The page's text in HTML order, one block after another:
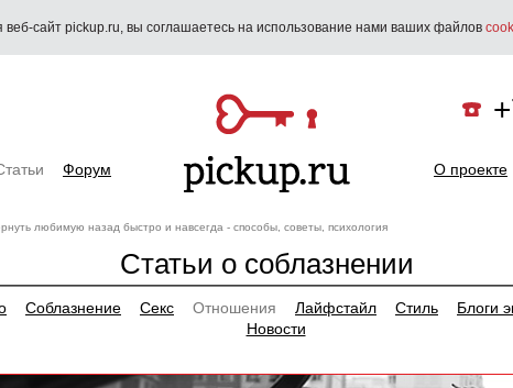
веб-сайт pickup.ru, вы соглашаетесь на использование нами ваших файлов
Форум О проекте
любимую назад быстро и навсегда - способы, советы, психология
Статьи о соблазнении
Соблазнение Секс Отношения Лайфстайл Стиль Блоги
Новости